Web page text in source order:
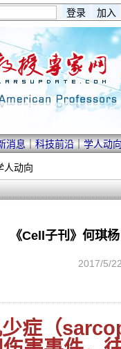
消息｜科技前沿｜学人动
人动向
《Cell子刊》何琪
2017/5/
症（